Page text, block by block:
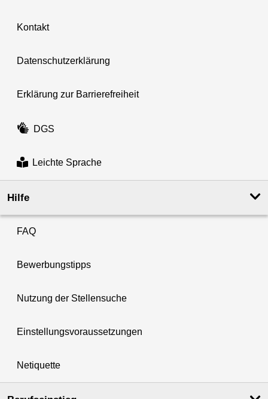
Kontakt
Datenschutzerklärung
Erklärung zur Barrierefreiheit
DGS
Leichte Sprache
Hilfe
FAQ
Bewerbungstipps
Nutzung der Stellensuche
Einstellungsvoraussetzungen
Netiquette